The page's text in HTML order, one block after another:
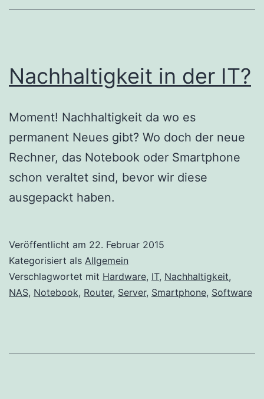
Banjul-
Nachhaltigkeit in der IT?
Moment! Nachhaltigkeit da wo es
permanent Neues gibt? Wo doch der neue
Rechner, das Notebook oder Smartphone
schon veraltet sind, bevor wir diese
ausgepackt haben.
Veröffentlicht am 22. Februar 2015
Kategorisiert als Allgemein
Verschlagwortet mit Hardware, IT, Nachhaltigkeit,
NAS, Notebook, Router, Server, Smartphone, Software